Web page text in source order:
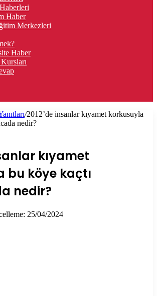
Haber
Merkezleri
Haber
/2012’de insanlar kıyamet korkusuyla
nedir?
kıyamet
bu köye kaçtı
nedir?
25/04/2024